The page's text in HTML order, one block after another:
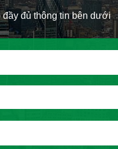
yên. Thay vào đó họ sẽ
đã nhận thấy Phú Quốc
làm có giá đất sẽ nóng
ra tiền để ôm. Sau khi sử
giá không thể hot hơn. Lúc
đất. Đứng trước hoạt động
quyết gì chưa?
đầy đủ thông tin bên dưới